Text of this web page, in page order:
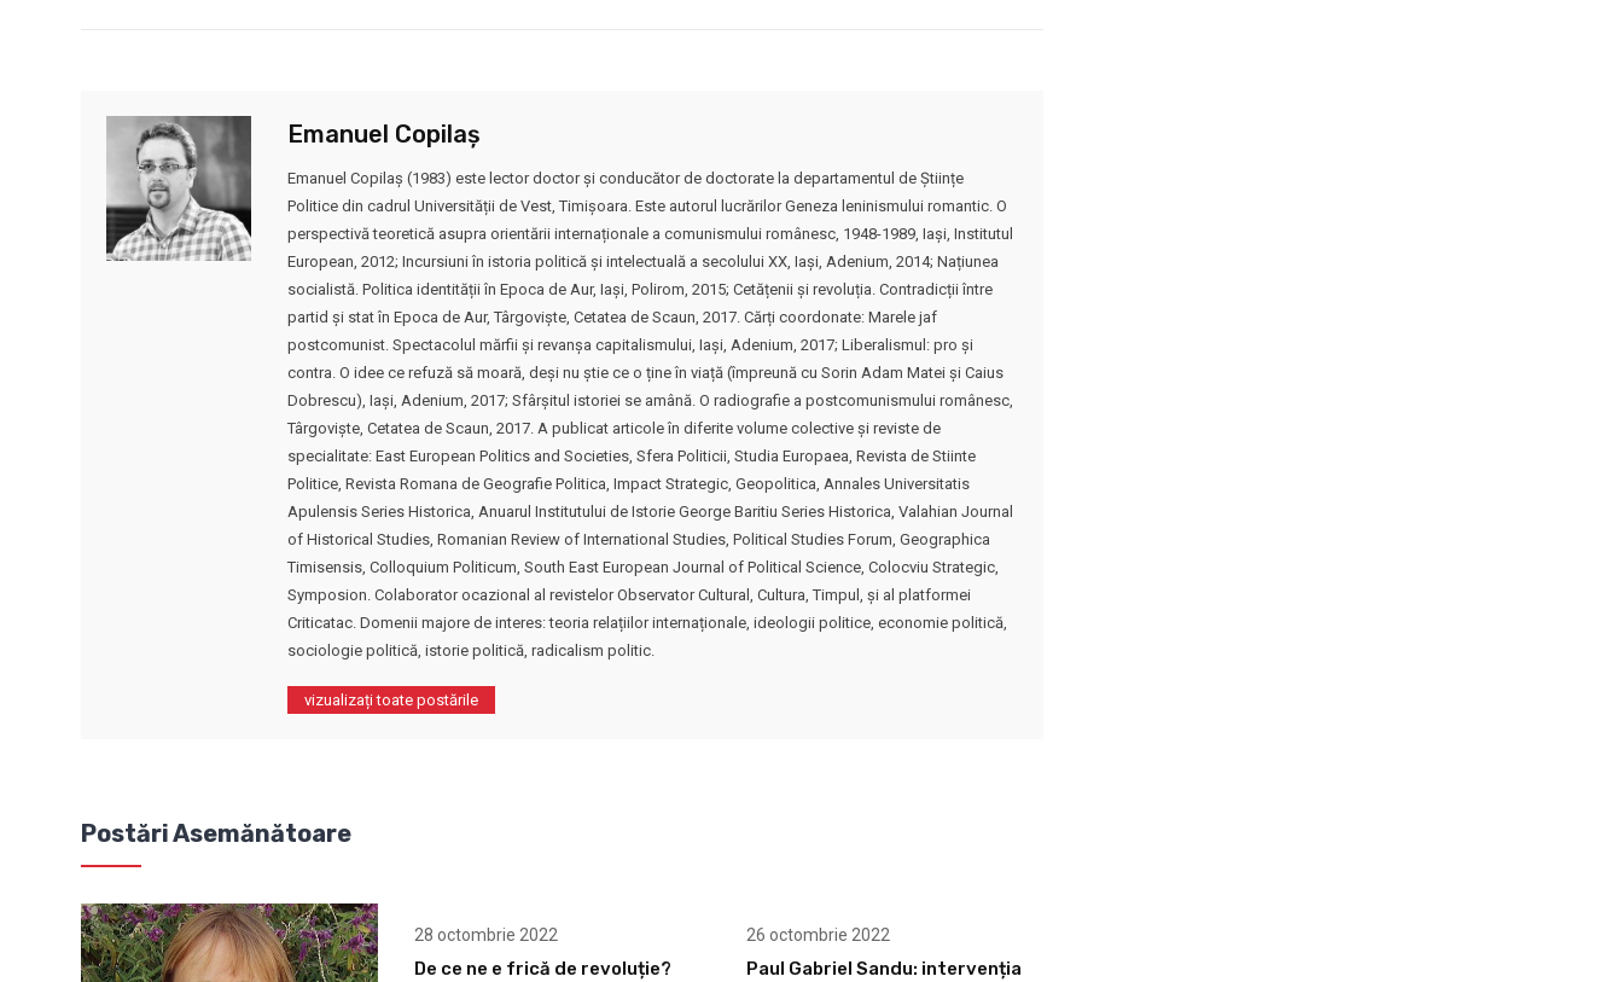
Emanuel Copilaș
Emanuel Copilaș (1983) este lector doctor şi conducător de doctorate la departamentul de Științe
Politice din cadrul Universității de Vest, Timișoara. Este autorul lucrărilor Geneza leninismului romantic. O
perspectivă teoretică asupra orientării internaționale a comunismului românesc, 1948-1989, Iași, Institutul
European, 2012; Incursiuni în istoria politică și intelectuală a secolului XX, Iași, Adenium, 2014; Națiunea
socialistă. Politica identității în Epoca de Aur, Iași, Polirom, 2015; Cetățenii și revoluția. Contradicții între
partid și stat în Epoca de Aur, Târgoviște, Cetatea de Scaun, 2017. Cărți coordonate: Marele jaf
postcomunist. Spectacolul mărfii și revanșa capitalismului, Iași, Adenium, 2017; Liberalismul: pro și
contra. O idee ce refuză să moară, deși nu știe ce o ține în viață (împreună cu Sorin Adam Matei și Caius
Dobrescu), Iași, Adenium, 2017; Sfârșitul istoriei se amână. O radiografie a postcomunismului românesc,
Târgoviște, Cetatea de Scaun, 2017. A publicat articole în diferite volume colective și reviste de
specialitate: East European Politics and Societies, Sfera Politicii, Studia Europaea, Revista de Stiinte
Politice, Revista Romana de Geografie Politica, Impact Strategic, Geopolitica, Annales Universitatis
Apulensis Series Historica, Anuarul Institutului de Istorie George Baritiu Series Historica, Valahian Journal
of Historical Studies, Romanian Review of International Studies, Political Studies Forum, Geographica
Timisensis, Colloquium Politicum, South East European Journal of Political Science, Colocviu Strategic,
Symposion. Colaborator ocazional al revistelor Observator Cultural, Cultura, Timpul, și al platformei
Criticatac. Domenii majore de interes: teoria relațiilor internaționale, ideologii politice, economie politică,
sociologie politică, istorie politică, radicalism politic.
vizualizați toate postările
Postări Asemănătoare
28 octombrie 2022
De ce ne e frică de revoluție?
26 octombrie 2022
Paul Gabriel Sandu: intervenția